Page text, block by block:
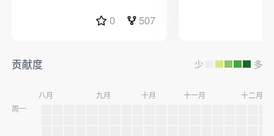
0
507
贡献度 少 多
周一
八月 九月 十月 十一月 十二月